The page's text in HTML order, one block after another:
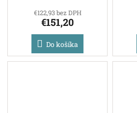
€122,93 bez DPH
€151,20
Do košíka